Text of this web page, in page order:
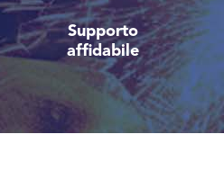
Supporto
affidabile